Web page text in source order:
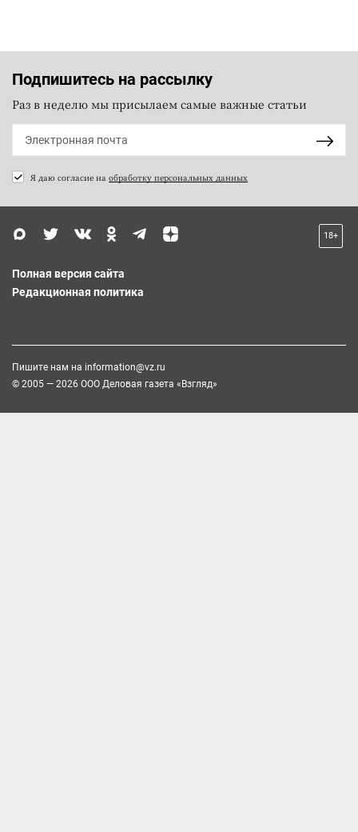
Подпишитесь на рассылку
Раз в неделю мы присылаем самые важные статьи
Я даю согласие на обработку персональных данных
18+
Полная версия сайта
Редакционная политика
Пишите нам на information@vz.ru
© 2005 — 2026 ООО Деловая газета «Взгляд»